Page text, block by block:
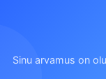
Sinu arvamus on